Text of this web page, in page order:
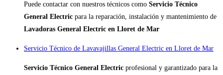
Puede contactar con nuestros técnicos como Servicio Técnico
General Electric para la reparación, instalación y mantenimiento de
Lavadoras General Electric en Lloret de Mar
Servicio Técnico de Lavavajillas General Electric en Lloret de Mar
Servicio Técnico General Electric profesional y garantizado para la